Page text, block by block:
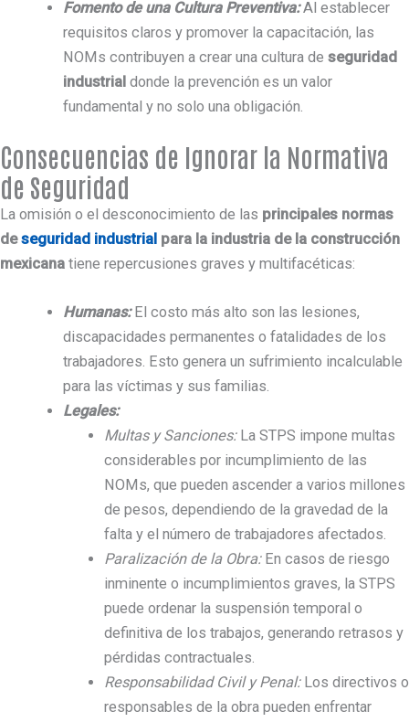
Fomento de una Cultura Preventiva:Al establecer
requisitos claros y promover la capacitación, las
NOMs contribuyen a crear una cultura deseguridad
industrial donde la prevención es un valor
fundamental y no solo una obligación.
Consecuencias de Ignorar la Normativa
de Seguridad
La omisión o el desconocimiento de las principales normas
deseguridad industrial para la industria de la construcción
mexicana tiene repercusiones graves y multifacéticas:
Humanas:El costo más alto son las lesiones,
discapacidades permanentes o fatalidades de los
trabajadores. Esto genera un sufrimiento incalculable
para las víctimas y sus familias.
Legales:
Multas y Sanciones:La STPS impone multas
considerables por incumplimiento de las
NOMs, que pueden ascender a varios millones
de pesos, dependiendo de la gravedad de la
falta y el número de trabajadores afectados.
Paralización de la Obra:En casos de riesgo
inminente o incumplimientos graves, la STPS
puede ordenar la suspensión temporal o
definitiva de los trabajos, generando retrasos y
pérdidas contractuales.
Responsabilidad Civil y Penal:Los directivos o
responsables de la obra pueden enfrentar